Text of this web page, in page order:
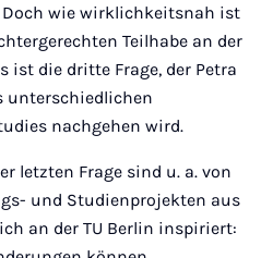
wie wirklichkeitsnah ist
Teilhabe an der
ist die dritte Frage, der Petra
unterschiedlichen
nachgehen wird.
letzten Frage sind u. a. von
und Studienprojekten aus
an der TU Berlin inspiriert: